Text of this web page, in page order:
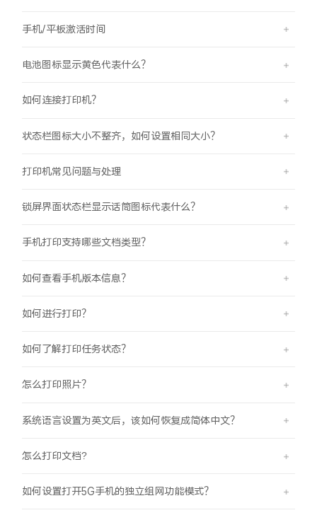
手机/平板激活时间
电池图标显示黄色代表什么？
如何连接打印机？
状态栏图标大小不整齐，如何设置相同大小？
打印机常见问题与处理
锁屏界面状态栏显示话筒图标代表什么？
手机打印支持哪些文档类型？
如何查看手机版本信息？
如何进行打印？
如何了解打印任务状态？
怎么打印照片？
系统语言设置为英文后，该如何恢复成简体中文？
怎么打印文档?
如何设置打开5G手机的独立组网功能模式？